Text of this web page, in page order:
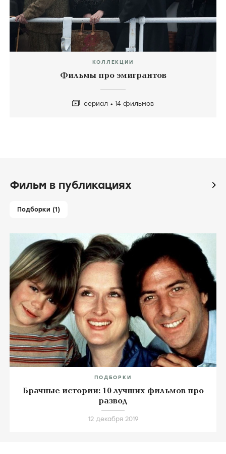
КОЛЛЕКЦИИ
Фильмы про эмигрантов
сериал 14 фильмов
Фильм в публикациях icon
Подборки (1)
ПОДБОРКИ
Брачные истории: 10 лучших фильмов про
развод
12 декабря 2019